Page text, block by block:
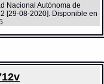
Nacional Autónoma de
[29-08-2020]. Disponible en